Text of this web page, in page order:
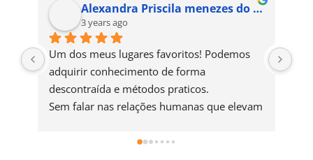
Alexandra Priscila menezes do Nascimento
3 years ago
Um dos meus lugares favoritos! Podemos
adquirir conhecimento de forma
descontraída e métodos praticos.
Sem falar nas relações humanas que elevam